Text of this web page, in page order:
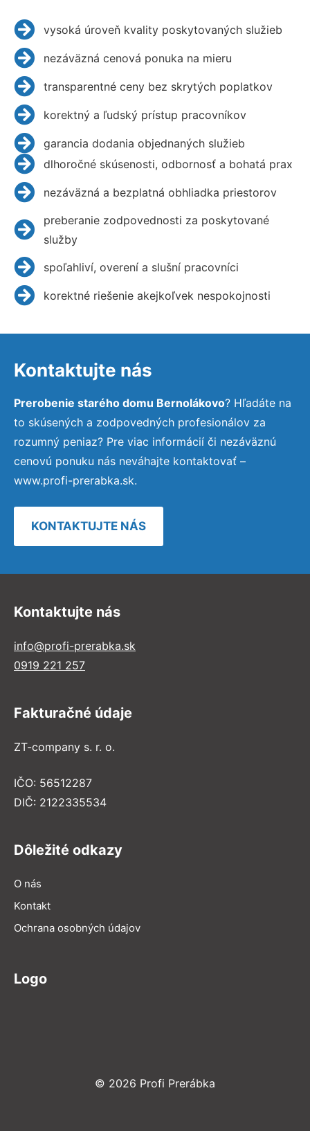
vysoká úroveň kvality poskytovaných služieb
nezáväzná cenová ponuka na mieru
transparentné ceny bez skrytých poplatkov
korektný a ľudský prístup pracovníkov
garancia dodania objednaných služieb
dlhoročné skúsenosti, odbornosť a bohatá prax
nezáväzná a bezplatná obhliadka priestorov
preberanie zodpovednosti za poskytované
služby
spoľahliví, overení a slušní pracovníci
korektné riešenie akejkoľvek nespokojnosti
Kontaktujte nás
Prerobenie starého domu Bernolákovo? Hľadáte na
to skúsených a zodpovedných profesionálov za
rozumný peniaz? Pre viac informácií či nezáväznú
cenovú ponuku nás neváhajte kontaktovať –
www.profi-prerabka.sk.
KONTAKTUJTE NÁS
Kontaktujte nás
info@profi-prerabka.sk
0919 221 257
Fakturačné údaje
ZT-company s. r. o.
IČO: 56512287
DIČ: 2122335534
Dôležité odkazy
O nás
Kontakt
Ochrana osobných údajov
Logo
© 2026 Profi Prerábka